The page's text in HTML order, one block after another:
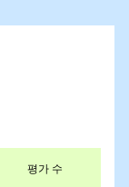
평가 수